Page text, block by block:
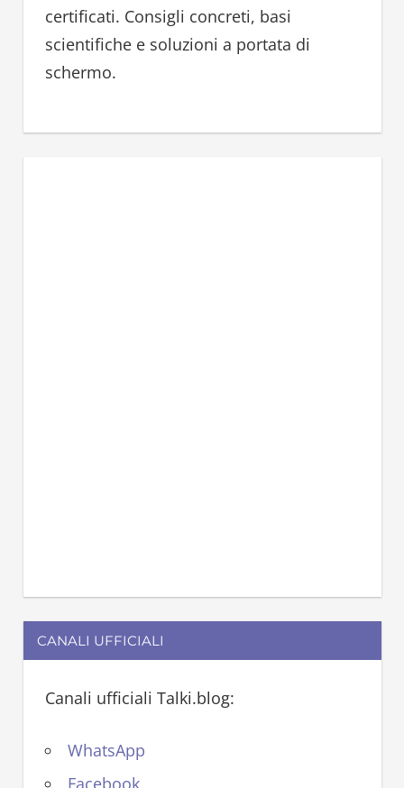
certificati. Consigli concreti, basi
scientifiche e soluzioni a portata di
schermo.
CANALI UFFICIALI
Canali ufficiali Talki.blog:
WhatsApp
Facebook